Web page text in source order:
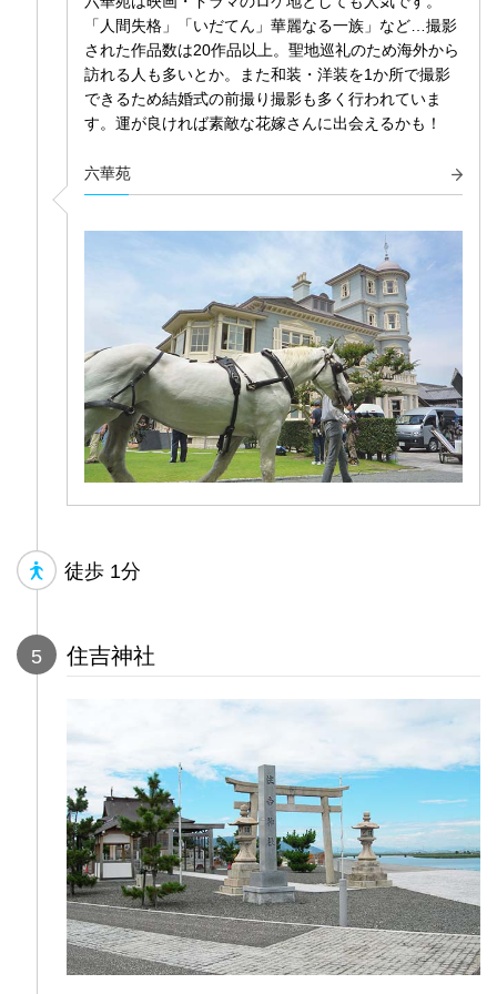
「人間失格」「いだてん」華麗なる一族」など…撮影
された作品数は20作品以上。聖地巡礼のため海外から
訪れる人も多いとか。また和装・洋装を1か所で撮影
できるため結婚式の前撮り撮影も多く行われていま
す。運が良ければ素敵な花嫁さんに出会えるかも！
六華苑
徒歩 1分
5 住吉神社